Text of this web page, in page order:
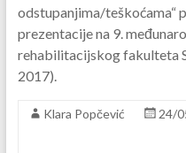
odstupanjima/teškoćama“
prezentacije na 9.
rehabilitacijskog fakulteta
2017).
Klara Popčević 24/